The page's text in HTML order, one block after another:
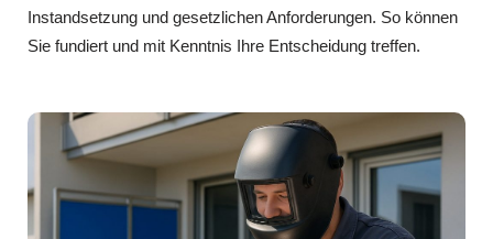
Instandsetzung und gesetzlichen Anforderungen. So können
Sie fundiert und mit Kenntnis Ihre Entscheidung treffen.